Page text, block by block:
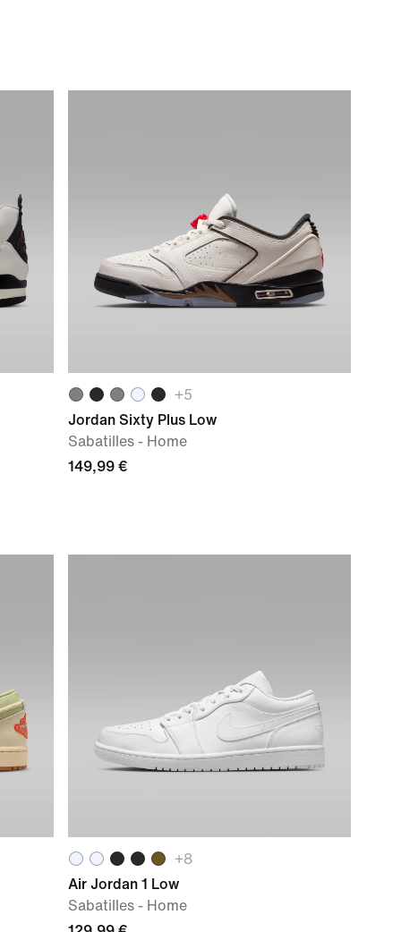
+5
Jordan Sixty Plus Low
Sabatilles - Home
149,99 €
+8
Air Jordan 1 Low
Sabatilles - Home